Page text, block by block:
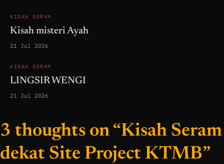
KISAH SERAM
Kisah misteri Ayah
21 Jul 2026
KISAH SERAM
LINGSIR WENGI
21 Jul 2026
3 thoughts on “Kisah Seram
dekat Site Project KTMB”